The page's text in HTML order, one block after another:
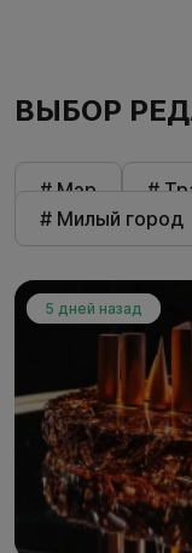
ВЫБОР
# Мэр #
# Милый город
5 дней назад